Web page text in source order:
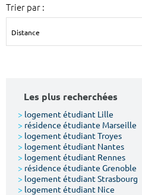
€
Surface min
Type de location
Votre date d'entrée
Trier par :
Les plus recherchées
> logement étudiant Lille
> résidence étudiante Marseille
> logement étudiant Troyes
> logement étudiant Nantes
> logement étudiant Rennes
> résidence étudiante Grenoble
> logement étudiant Strasbourg
> logement étudiant Nice